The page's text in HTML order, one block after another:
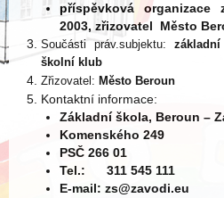
příspěvková organizace
2003, zřizovatel Město
Součásti práv.subjektu:
školní klub
Zřizovatel: Město Beroun
Kontaktní informace:
Základní škola, Beroun –
Komenského 249
PSČ 266 01
Tel.: 311 545 111
E-mail: zs@zavodi.eu